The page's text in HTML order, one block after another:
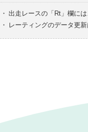
・ 出走レースの「Rt」欄に
・
レーティングのデータ更新